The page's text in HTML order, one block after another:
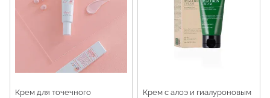
Крем для точечного
Крем с алоэ и гиалуроновым